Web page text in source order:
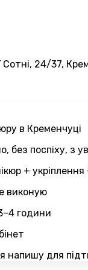
Сотні, 24/37,
в Кременчуці
без поспіху, з
+ укріплення
виконую
години
напишу для